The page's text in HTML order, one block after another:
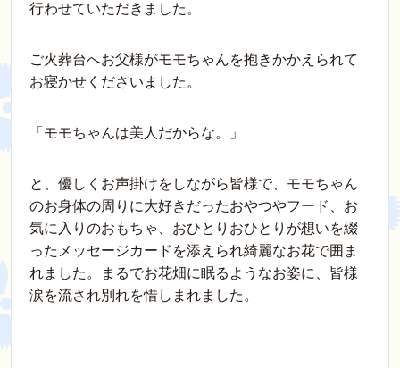
行わせていただきました。
ご火葬台へお父様がモモちゃんを抱きかかえられて
お寝かせくださいました。
「モモちゃんは美人だからな。」
と、優しくお声掛けをしながら皆様で、モモちゃん
のお身体の周りに大好きだったおやつやフード、お
気に入りのおもちゃ、おひとりおひとりが想いを綴
ったメッセージカードを添えられ綺麗なお花で囲ま
れました。まるでお花畑に眠るようなお姿に、皆様
涙を流され別れを惜しまれました。